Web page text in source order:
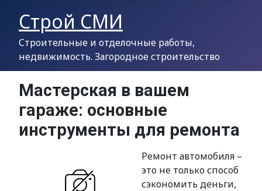
Строй СМИ
Строительные и отделочные работы,
недвижимость. Загородное строительство
Мастерская в вашем
гараже: основные
инструменты для ремонта
Ремонт автомобиля –
это не только способ
сэкономить деньги,